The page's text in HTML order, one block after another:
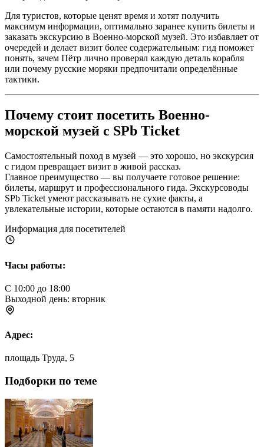
Для туристов, которые ценят время и хотят получить
максимум информации, оптимально заранее купить билеты и
заказать экскурсию в Военно-морской музей. Это избавляет от
очередей и делает визит более содержательным: гид поможет
понять, зачем Пётр лично проверял каждую деталь корабля
или почему русские моряки предпочитали определённые
тактики.
Почему стоит посетить Военно-
морской музей с SPb Ticket
Самостоятельный поход в музей — это хорошо, но экскурсия
с гидом превращает визит в живой рассказ.
Главное преимущество — вы получаете готовое решение:
билеты, маршрут и профессионального гида. Экскурсоводы
SPb Ticket умеют рассказывать не сухие факты, а
увлекательные истории, которые остаются в памяти надолго.
Информация для посетителей
Часы работы:
С 10:00 до 18:00
Выходной день: вторник
Адрес:
площадь Труда, 5
Подборки по теме